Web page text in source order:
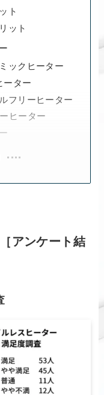
ト
ット
ックヒーター
ーター
フリーヒーター
ヒーター
アンケート結